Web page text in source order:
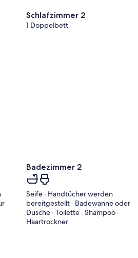
Schlafzimmer 2
1 Doppelbett
Badezimmer 2
Seife · Handtücher werden
bereitgestellt · Badewanne oder
Dusche · Toilette · Shampoo ·
Haartrockner